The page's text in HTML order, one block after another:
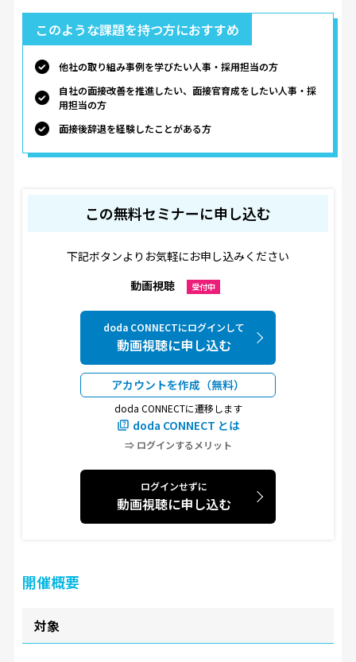
このような課題を持つ方におすすめ
他社の取り組み事例を学びたい人事・採用担当の方
自社の面接改善を推進したい、面接官育成をしたい人事・採
用担当の方
面接後辞退を経験したことがある方
この無料セミナーに申し込む
下記ボタンよりお気軽にお申し込みください
動画視聴
受付中
doda CONNECTにログインして
動画視聴に申し込む
アカウントを作成（無料）
doda CONNECTに遷移します
doda CONNECT とは
⇒ ログインするメリット
ログインせずに
動画視聴に申し込む
開催概要
対象